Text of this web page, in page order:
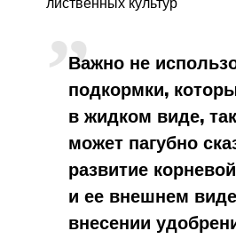
Важно не
подкормки,
в жидком виде,
может пагубно
развитие
и ее внешнем
внесении